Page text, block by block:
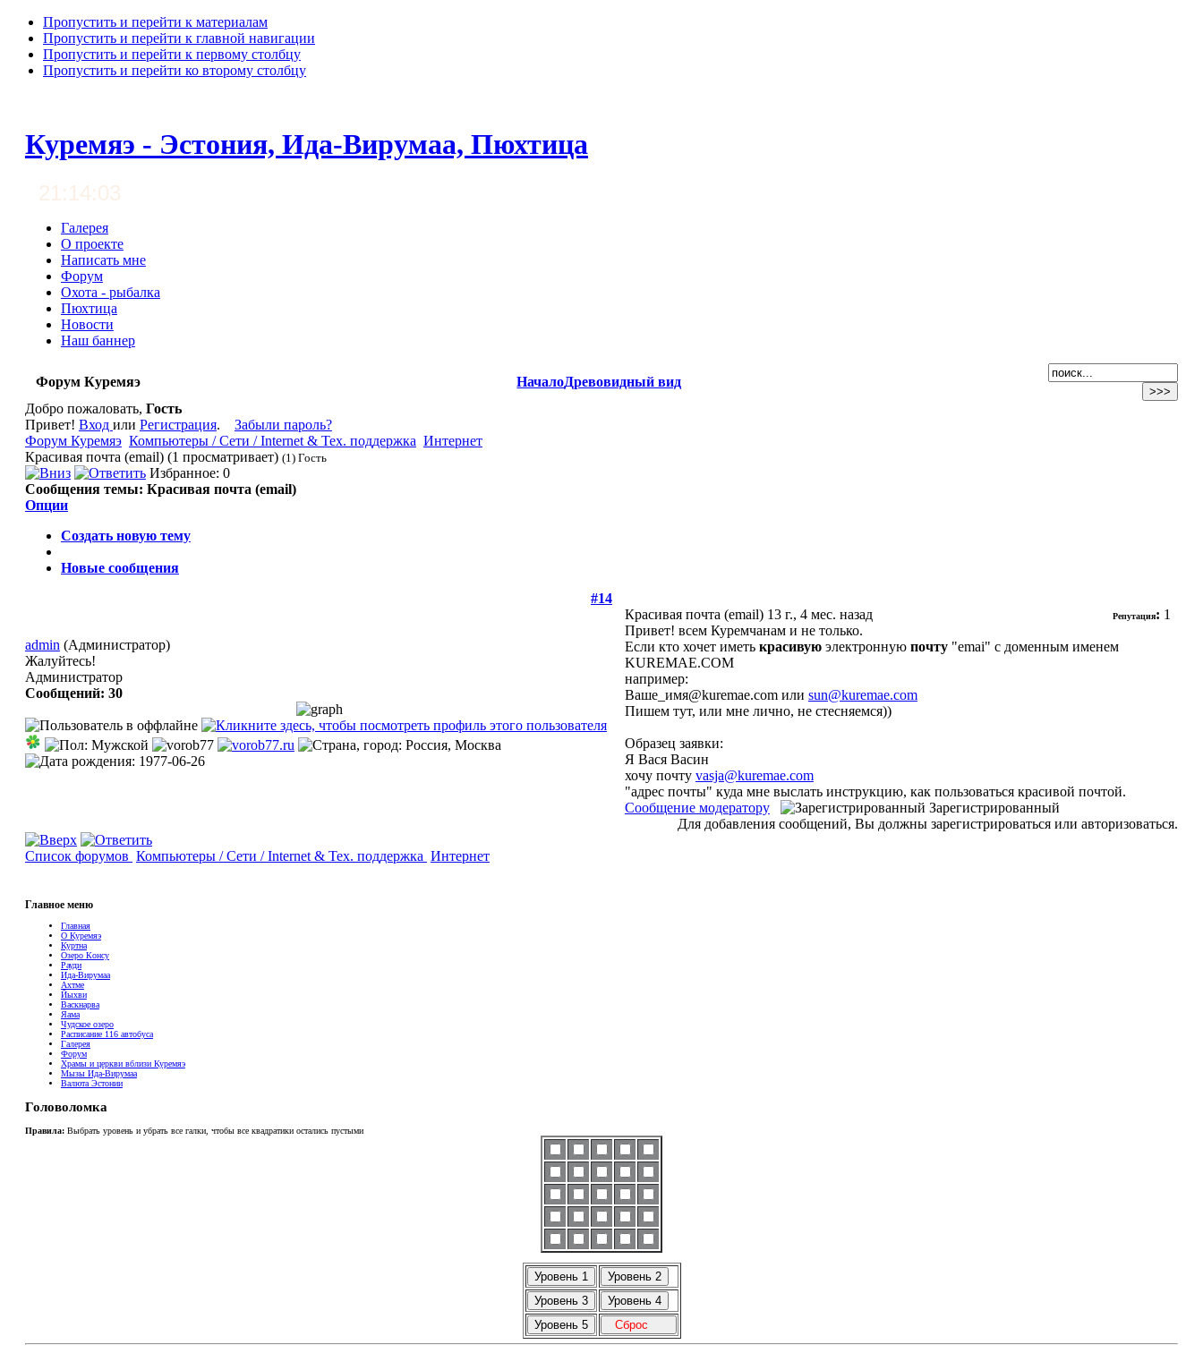
Пропустить и перейти к материалам
Пропустить и перейти к главной навигации
Пропустить и перейти к первому столбцу
Пропустить и перейти ко второму столбцу
Куремяэ - Эстония, Ида-Вирумаа, Пюхтица
21:14:03
Галерея
О проекте
Написать мне
Форум
Охота - рыбалка
Пюхтица
Новости
Наш баннер
Форум Куремяэ НачалоДревовидный вид
Добро пожаловать, Гость
Привет! Вход или Регистрация. Забыли пароль?
Форум Куремяэ Компьютеры / Сети / Internet & Тех. поддержка Интернет
Красивая почта (email) (1 просматривает) (1) Гость
Избранное: 0
Сообщения темы: Красивая почта (email)
Опции
Создать новую тему
Новые сообщения
#14
admin (Администратор)
Жалуйтесь!
Администратор
Сообщений: 30
Красивая почта (email) 13 г., 4 мес. назад Репутация: 1
Привет! всем Куремчанам и не только.
Если кто хочет иметь красивуюэлектронную почту"emai" с доменным именем
KUREMAE.COM
например:
Ваше_имя@kuremae.com или sun@kuremae.com
Пишем тут, или мне лично, не стесняемся))
Образец заявки:
Я Вася Васин
хочу почту vasja@kuremae.com
"адрес почты" куда мне выслать инструкцию, как пользоваться красивой почтой.
Сообщение модератору
Зарегистрированный
Для добавления сообщений, Вы должны зарегистрироваться или авторизоваться.
Список форумов Компьютеры / Сети / Internet & Тех. поддержка Интернет
Главное меню
Главная
О Куремяэ
Куртна
Озеро Консу
Рауди
Ида-Вирумаа
Ахтме
Йыхви
Васкнарва
Яама
Чудское озеро
Расписание 116 автобуса
Галерея
Форум
Храмы и церкви вблизи Куремяэ
Мызы Ида-Вирумаа
Валюта Эстонии
Головоломка
Правила:Выбрать уровень и убрать все галки, чтобы все квадратики остались пустыми